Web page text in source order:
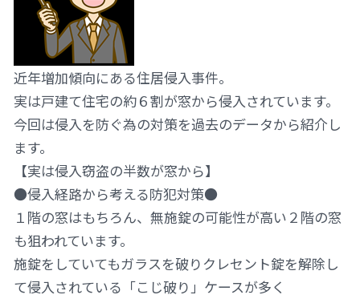
近年増加傾向にある住居侵入事件。
実は戸建て住宅の約６割が窓から侵入されています。
今回は侵入を防ぐ為の対策を過去のデータから紹介し
ます。
【実は侵入窃盗の半数が窓から】
●侵入経路から考える防犯対策●
１階の窓はもちろん、無施錠の可能性が高い２階の窓
も狙われています。
施錠をしていてもガラスを破りクレセント錠を解除し
て侵入されている「こじ破り」ケースが多く